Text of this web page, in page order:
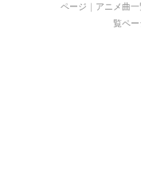
ページ ｜ アニメ曲
覧ペー